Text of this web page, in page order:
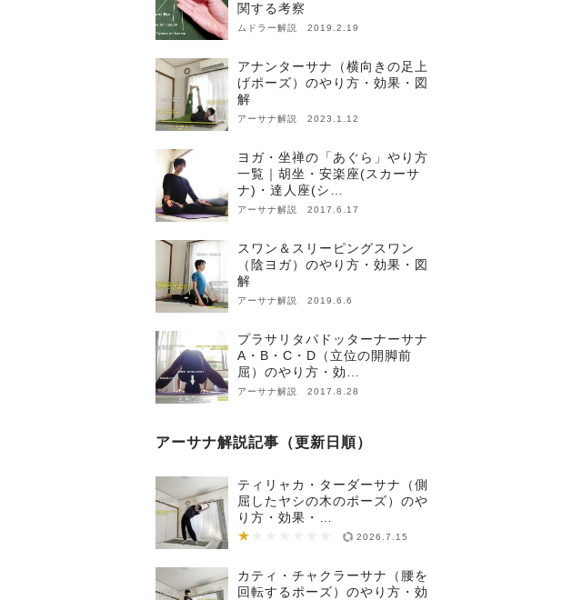
関する考察
ムドラー解説 2019.2.19
アナンターサナ（横向きの足上
げポーズ）のやり方・効果・図
解
アーサナ解説 2023.1.12
ヨガ・坐禅の「あぐら」やり方
一覧｜胡坐・安楽座(スカーサ
ナ)・達人座(シ…
アーサナ解説 2017.6.17
スワン＆スリーピングスワン
（陰ヨガ）のやり方・効果・図
解
アーサナ解説 2019.6.6
プラサリタパドッターナーサナ
A・B・C・D（立位の開脚前
屈）のやり方・効…
アーサナ解説 2017.8.28
アーサナ解説記事（更新日順）
ティリャカ・ターダーサナ（側
屈したヤシの木のポーズ）のや
り方・効果・…
★
★★★★★★★ 2026.7.15
カティ・チャクラーサナ（腰を
回転するポーズ）のやり方・効